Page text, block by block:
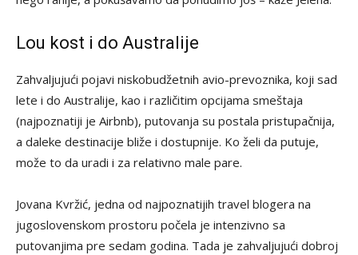
Lou kost i do Australije
Zahvaljujući pojavi niskobudžetnih avio-prevoznika, koji sad
lete i do Australije, kao i različitim opcijama smeštaja
(najpoznatiji je Airbnb), putovanja su postala pristupačnija,
a daleke destinacije bliže i dostupnije. Ko želi da putuje,
može to da uradi i za relativno male pare.
Jovana Kvržić, jedna od najpoznatijih travel blogera na
jugoslovenskom prostoru počela je intenzivno sa
putovanjima pre sedam godina. Tada je zahvaljujući dobroj